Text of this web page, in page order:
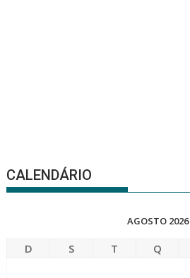
CALENDÁRIO
AGOSTO 2026
D S T Q